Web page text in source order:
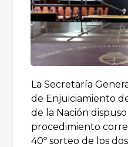
La Secretaría
de Enjuiciamiento
de la Nación dispuso
procedimiento
40º sorteo de los